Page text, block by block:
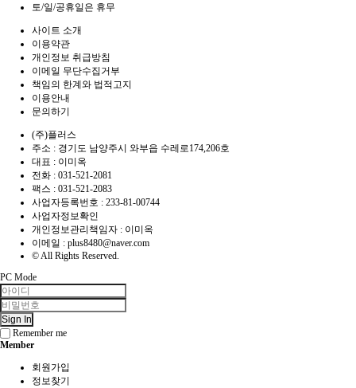
토/일/공휴일은 휴무
사이트 소개
이용약관
개인정보 취급방침
이메일 무단수집거부
책임의 한계와 법적고지
이용안내
문의하기
(주)플러스
주소 : 경기도 남양주시 와부읍 수레로174,206호
대표 : 이미옥
전화 : 031-521-2081
팩스 : 031-521-2083
사업자등록번호 : 233-81-00744
사업자정보확인
개인정보관리책임자 : 이미옥
이메일 : plus8480@naver.com
© All Rights Reserved.
PC Mode
Sign In
Remember me
Member
회원가입
정보찾기